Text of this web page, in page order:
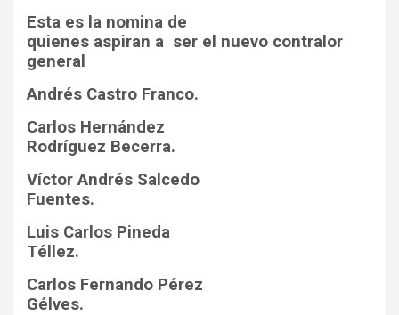
Esta es la nomina de
quienes aspiran a ser el nuevo contralor
general
Andrés Castro Franco.
Carlos Hernández
Rodríguez Becerra.
Víctor Andrés Salcedo
Fuentes.
Luis Carlos Pineda
Téllez.
Carlos Fernando Pérez
Gélves.